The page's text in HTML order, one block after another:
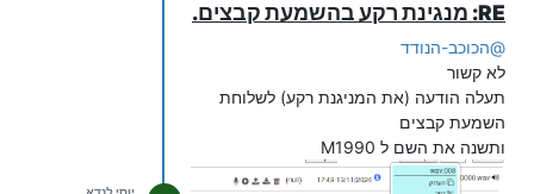
RE: מנגינת רקע בהשמעת קבצים.
@הכוכב-הנודד
לא קשור
תעלה הודעה (את המניגנת רקע) לשלוחת
השמעת קבצים
ותשנה את השם ל M1990